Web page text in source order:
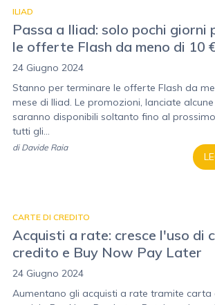
ILIAD
Passa a Iliad: solo pochi
le offerte Flash da meno di 10
24 Giugno 2024
Stanno per terminare le offerte Flash da
mese di Iliad. Le promozioni, lanciate
saranno disponibili soltanto fino al
tutti gli...
di Davide Raia
CARTE DI CREDITO
Acquisti a rate: cresce l'uso di
credito e Buy Now Pay Later
24 Giugno 2024
Aumentano gli acquisti a rate tramite carta